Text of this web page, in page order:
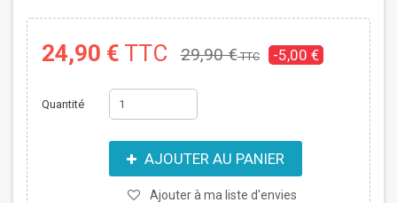
24,90 € TTC 29,90 €TTC -5,00 €
Quantité
AJOUTER AU PANIER
Ajouter à ma liste d'envies